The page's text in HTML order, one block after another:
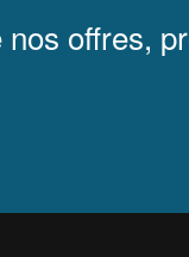
offres,